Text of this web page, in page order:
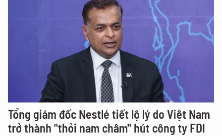
Tổng giám đốc Nestlé tiết lộ lý do Việt Nam
trở thành "thỏi nam châm" hút công ty FDI